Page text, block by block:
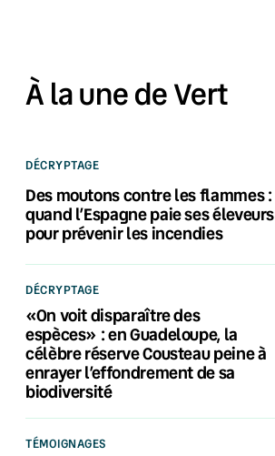
À la une de Vert
DÉCRYPTAGE
Des moutons contre les flammes :
quand l’Espagne paie ses éleveurs
pour prévenir les incendies
DÉCRYPTAGE
«On voit disparaître des
espèces» : en Guadeloupe, la
célèbre réserve Cousteau peine à
enrayer l’effondrement de sa
biodiversité
TÉMOIGNAGES